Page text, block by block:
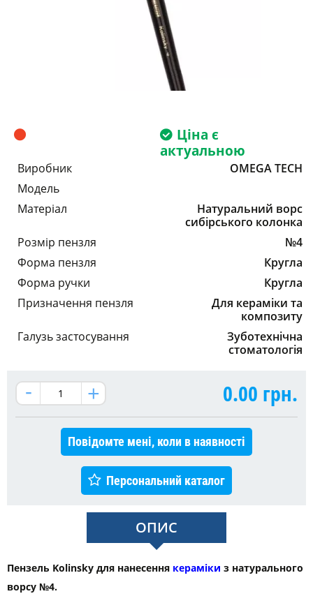
Ціна є
актуальною
Виробник
OMEGA TECH
Модель
Матеріал
Натуральний ворс
сибірського колонка
Розмір пензля
№4
Форма пензля
Кругла
Форма ручки
Кругла
Призначення пензля
Для кераміки та
композиту
Галузь застосування
Зуботехнічна
стоматологія
0.00 грн.
Повідомте мені, коли в наявності
Персональний каталог
ОПИС
Пензель Kolinsky для нанесення кераміки з натурального
ворсу №4.